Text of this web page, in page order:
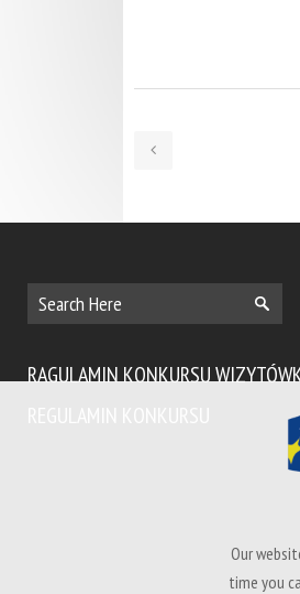
RAGULAMIN KONKURSU
Our
time you